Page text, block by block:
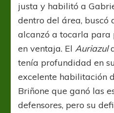
justa y habilitó a
dentro del área, buscó
alcanzó a tocarla para
en ventaja. ElAuriazul
tenía profundidad en
excelente habilitación
Briñone que ganó las
defensores, pero su